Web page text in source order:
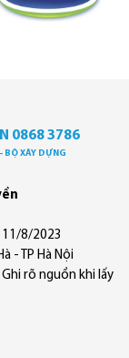
0868 3786
BỘ XÂY DỰNG
11/8/2023
- TP Hà Nội
rõ nguồn khi lấy